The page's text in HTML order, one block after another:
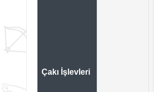
Çakı İşlevleri